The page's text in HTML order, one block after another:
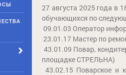
27 августа 2025 года в
обучающихся по
09.01.03 Оператор
23.01.17 Мастер по
43.01.09 Повар,
площадке СТРЕЛЬНА)
43.02.15 Поварское и